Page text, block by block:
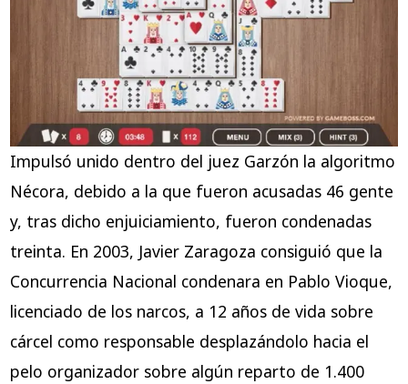
Impulsó unido dentro del juez Garzón la algoritmo
Nécora, debido a la que fueron acusadas 46 gente
y, tras dicho enjuiciamiento, fueron condenadas
treinta. En 2003, Javier Zaragoza consiguió que la
Concurrencia Nacional condenara en Pablo Vioque,
licenciado de los narcos, a 12 años de vida sobre
cárcel como responsable desplazándolo hacia el
pelo organizador sobre algún reparto de 1.400